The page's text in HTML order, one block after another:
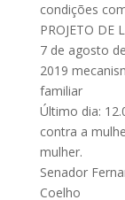
condições
PROJETO DE
7 de agosto
2019
familiar
Último dia:
contra a
mulher.
Senador
Coelho